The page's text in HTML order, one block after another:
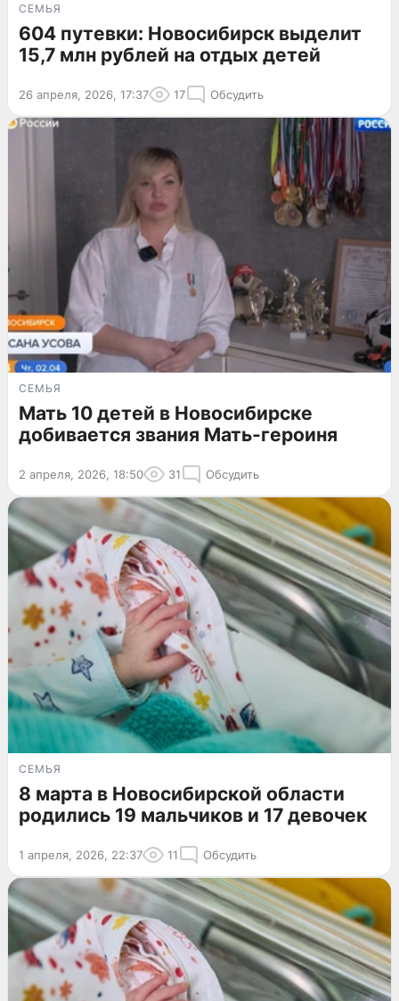
СЕМЬЯ
604 путевки: Новосибирск выделит
15,7 млн рублей на отдых детей
26 апреля, 2026, 17:37 17 Обсудить
СЕМЬЯ
Мать 10 детей в Новосибирске
добивается звания Мать-героиня
2 апреля, 2026, 18:50 31 Обсудить
СЕМЬЯ
8 марта в Новосибирской области
родились 19 мальчиков и 17 девочек
1 апреля, 2026, 22:37 11 Обсудить